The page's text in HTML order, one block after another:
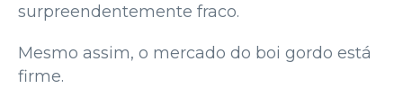
surpreendentemente fraco.
Mesmo assim, o mercado do boi gordo está
firme.